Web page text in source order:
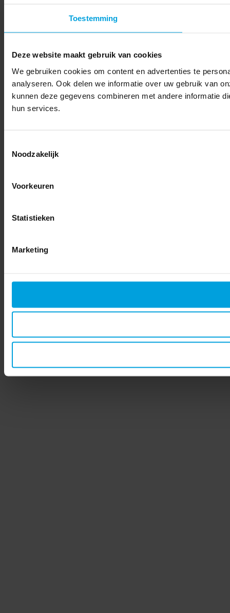
Toestemming
Deze website maakt gebruik van cookies
We gebruiken cookies om content en advertenties te
analyseren. Ook delen we informatie over uw gebruik van
kunnen deze gegevens combineren met andere informatie
hun services.
Noodzakelijk
Voorkeuren
Statistieken
Marketing